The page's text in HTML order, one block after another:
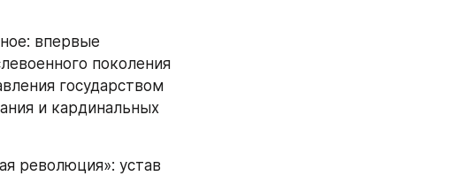
расходов работы
потерпел особо
на Пентагон
Калифорнии.
в Клинтоне